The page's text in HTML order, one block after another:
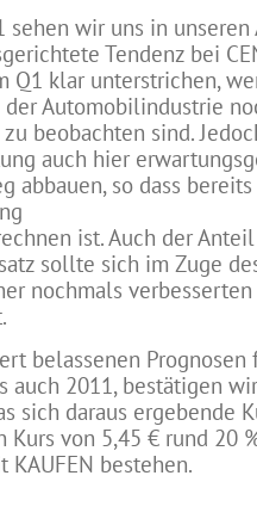
sehen wir uns in unseren
Tendenz bei
Q1 klar unterstrichen,
Automobilindustrie
beobachten sind.
auch hier
abbauen, so dass
ist. Auch der
sollte sich im Zuge
nochmals
belassenen Prognosen
auch 2011, bestätigen
sich daraus ergebende
von 5,45 € rund 20
bestehen.